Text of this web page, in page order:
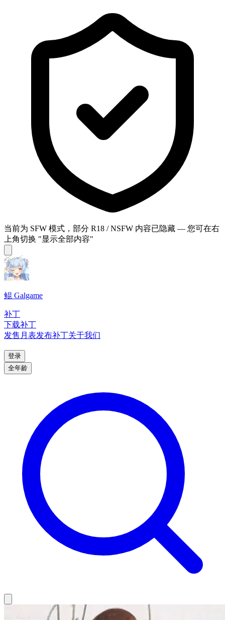
当前为 SFW 模式，部分 R18 / NSFW 内容已隐藏 — 您可在右
上角切换 "显示全部内容"
鲲 Galgame
补丁
下载补丁
发售月表发布补丁关于我们
登录
全年龄